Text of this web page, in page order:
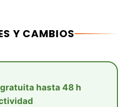
Y CAMBIOS
hasta 48 h